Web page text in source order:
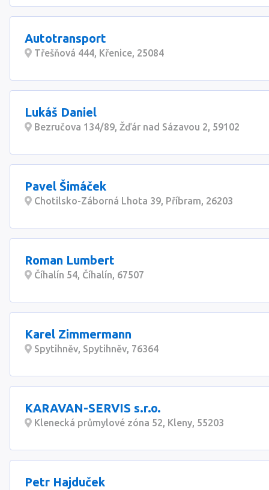
Autotransport
Třešňová 444, Křenice, 25084
Lukáš Daniel
Bezručova 134/89, Žďár nad Sázavou 2, 59102
Pavel Šimáček
Chotilsko-Záborná Lhota 39, Příbram, 26203
Roman Lumbert
Číhalín 54, Číhalín, 67507
Karel Zimmermann
Spytihněv, Spytihněv, 76364
KARAVAN-SERVIS s.r.o.
Klenecká průmylové zóna 52, Kleny, 55203
Petr Hajduček